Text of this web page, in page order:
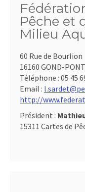
Pêche et
Milieu
60 Rue de Bourlion
16160 GOND-
Téléphone : 05 45
Email :
http://
Président :
15311 Cartes de